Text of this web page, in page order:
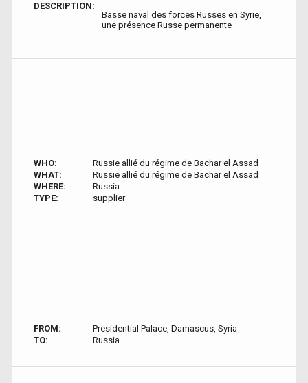
DESCRIPTION:
Basse naval des forces Russes en Syrie,
une présence Russe permanente
WHO:
Russie allié du régime de Bachar el Assad
WHAT:
Russie allié du régime de Bachar el Assad
WHERE:
Russia
TYPE:
supplier
FROM:
Presidential Palace, Damascus, Syria
TO:
Russia